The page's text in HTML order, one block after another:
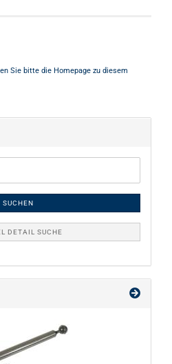
Sie bitte die Homepage zu diesem
SUCHEN
DETAIL SUCHE